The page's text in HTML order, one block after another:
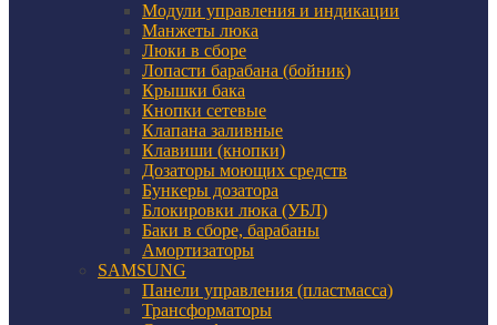
Модули управления и индикации
Манжеты люка
Люки в сборе
Лопасти барабана (бойник)
Крышки бака
Кнопки сетевые
Клапана заливные
Клавиши (кнопки)
Дозаторы моющих средств
Бункеры дозатора
Блокировки люка (УБЛ)
Баки в сборе, барабаны
Амортизаторы
SAMSUNG
Панели управления (пластмасса)
Трансформаторы